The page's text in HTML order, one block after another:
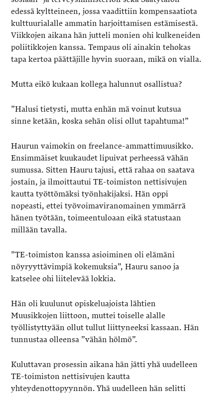
edessä kyltteineen, jossa vaadittiin kompensaatiota
kulttuurialalle ammatin harjoittamisen estämisestä.
Viikkojen aikana hän jutteli monien ohi kulkeneiden
poliitikkojen kanssa. Tempaus oli ainakin tehokas
tapa kertoa päättäjille hyvin suoraan, mikä on vialla.
Mutta eikö kukaan kollega halunnut osallistua?
”Halusi tietysti, mutta enhän mä voinut kutsua
sinne ketään, koska sehän olisi ollut tapahtuma!”
Haurun vaimokin on freelance-ammattimuusikko.
Ensimmäiset kuukaudet lipuivat perheessä vähän
sumussa. Sitten Hauru tajusi, että rahaa on saatava
jostain, ja ilmoittautui TE-toimiston nettisivujen
kautta työttömäksi työnhakijaksi. Hän oppi
nopeasti, ettei työvoimaviranomainen ymmärrä
hänen työtään, toimeentuloaan eikä statustaan
millään tavalla.
”TE-toimiston kanssa asioiminen oli elämäni
nöyryyttävimpiä kokemuksia”, Hauru sanoo ja
katselee ohi liitelevää lokkia.
Hän oli kuulunut opiskeluajoista lähtien
Muusikkojen liittoon, muttei toiselle alalle
työllistyttyään ollut tullut liittyneeksi kassaan. Hän
tunnustaa olleensa ”vähän hölmö”.
Kuluttavan prosessin aikana hän jätti yhä uudelleen
TE-toimiston nettisivujen kautta
yhteydenottopyynnön. Yhä uudelleen hän selitti